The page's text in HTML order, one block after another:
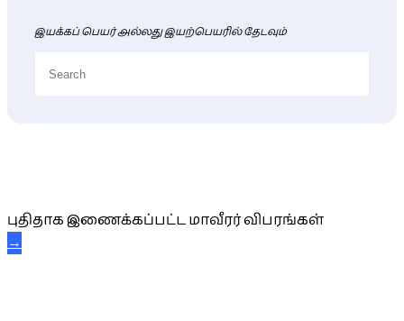
இயக்கப் பெயர் அல்லது இயற்பெயரில் தேடவும்
புதிதாக இணைக்கப்பட்ட மாவீரர் விபரங்கள்
→